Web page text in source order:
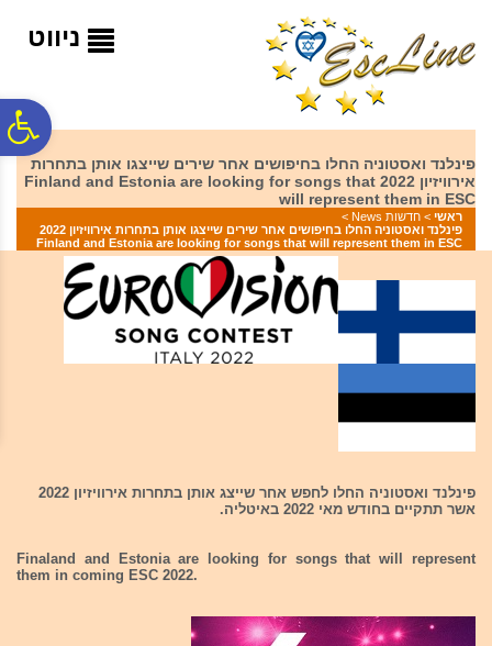
המרכזי
ניווט
פינלנד ואסטוניה החלו בחיפושים אחר שירים שייצגו אותן בתחרות
אירוויזיון 2022 Finland and Estonia are looking for songs that
will represent them in ESC
ראשי > חדשות News
>
פינלנד ואסטוניה החלו בחיפושים אחר שירים שייצגו אותן בתחרות אירוויזיון 2022
Finland and Estonia are looking for songs that will represent them in ESC
פינלנד ואסטוניה החלו לחפש אחר שייצג אותן בתחרות אירוויזיון 2022
אשר תתקיים בחודש מאי 2022 באיטליה.
Finaland and Estonia are looking for songs that will represent
them in coming ESC 2022.